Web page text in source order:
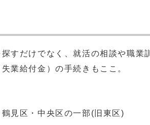
すだけでなく、就活の相談や職業訓
業給付金）の手続きもここ。
区・中央区の一部(旧東区)